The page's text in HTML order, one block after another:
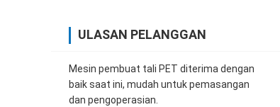
ULASAN PELANGGAN
Mesin pembuat tali PET diterima dengan
baik saat ini, mudah untuk pemasangan
dan pengoperasian.